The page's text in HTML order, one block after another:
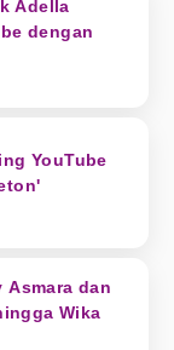
Adella
dengan
YouTube
Asmara dan
Wika